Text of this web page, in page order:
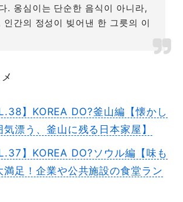
. 옹심이는 단순한 음식이 아니라,
인간의 정성이 빚어낸 한 그릇의 이
】KOREA DO?釜山編【懐かし
漂う、釜山に残る日本家屋】
】KOREA DO?ソウル編【味も
満足！企業や公共施設の食堂ラン